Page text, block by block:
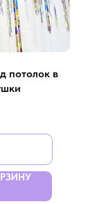
потолок в